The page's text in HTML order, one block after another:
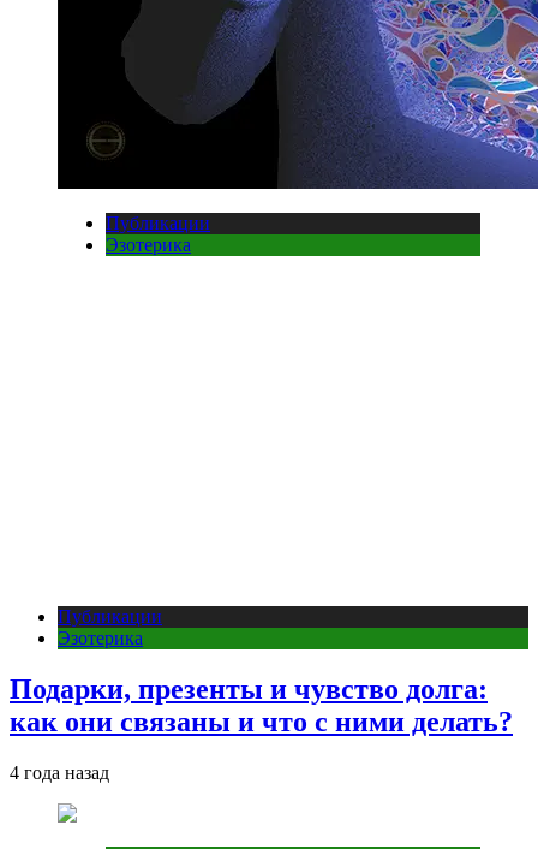
Публикации
Эзотерика
Публикации
Эзотерика
Подарки, презенты и чувство долга:
как они связаны и что с ними делать?
4 года назад